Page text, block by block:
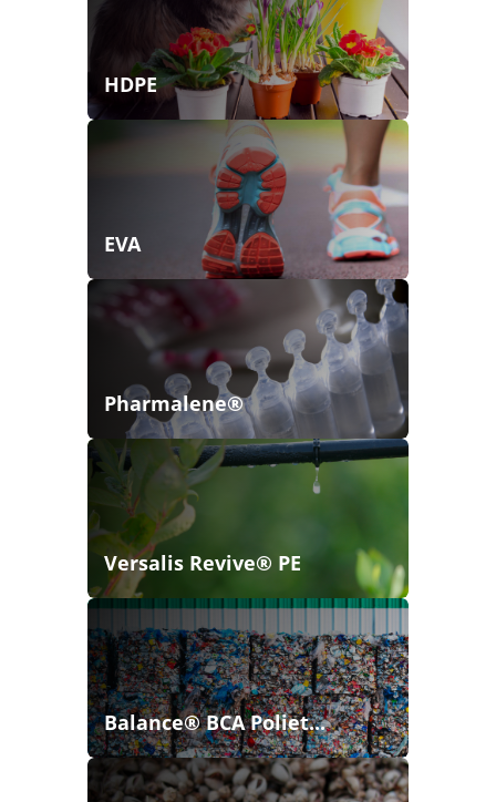
HDPE
EVA
Pharmalene®
Versalis Revive® PE
Balance® BCA Poliet...